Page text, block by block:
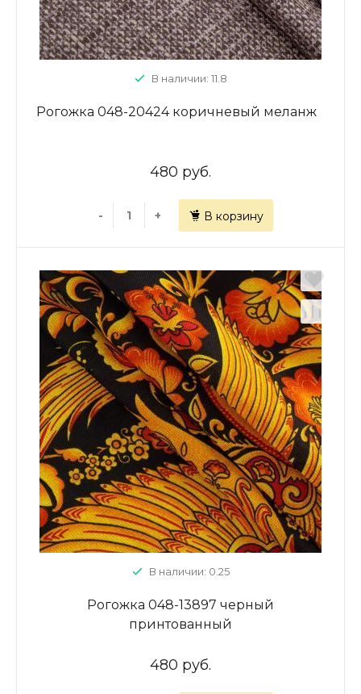
В наличии: 11.8
Рогожка 048-20424 коричневый меланж
480 руб.
- + В корзину
В наличии: 0.25
Рогожка 048-13897 черный
принтованный
480 руб.